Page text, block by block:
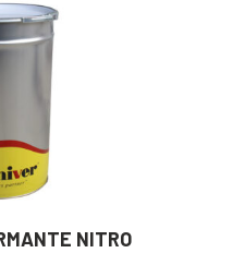
NITRO